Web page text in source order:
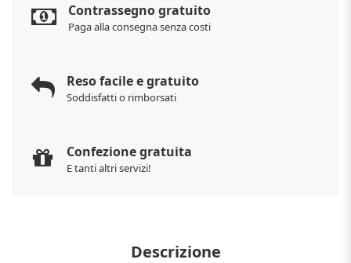
Contrassegno gratuito
Paga alla consegna senza costi
Reso facile e gratuito
Soddisfatti o rimborsati
Confezione gratuita
E tanti altri servizi!
Descrizione